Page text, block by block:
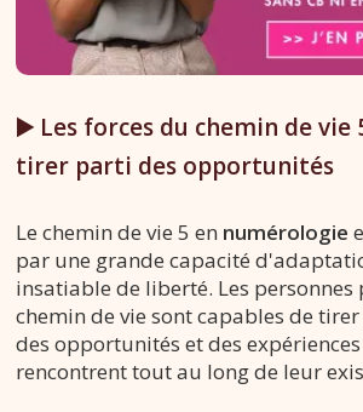
▶️ Les forces du chemin de vie
tirer parti des opportunités
Le chemin de vie 5 en numérologie
par une grande capacité
insatiable de liberté. Les personnes
chemin de vie sont capables de
des opportunités et des
rencontrent tout au long de leur